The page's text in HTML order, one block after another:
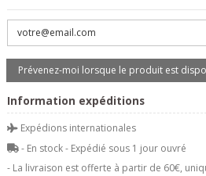
Information expéditions
Expédions internationales
- En stock - Expédié sous 1 jour ouvré
- La livraison est offerte à partir de 60€,